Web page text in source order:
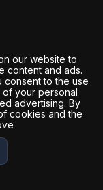
our website to
content and ads.
consent to the use
your personal
advertising. By
cookies and the